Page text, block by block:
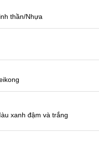
lượng rất tốt và
đơn đặt hàng mới.
đại lý địa phương
thần/Nhựa
xanh đậm và trắng